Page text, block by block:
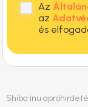
Az
az
és
Shiba inu